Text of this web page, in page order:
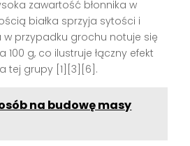
zawartość błonnika w
białka sprzyja sytości i
w przypadku grochu notuje się
100 g, co ilustruje łączny efekt
tej grupy [1][3][6].
na budowę masy